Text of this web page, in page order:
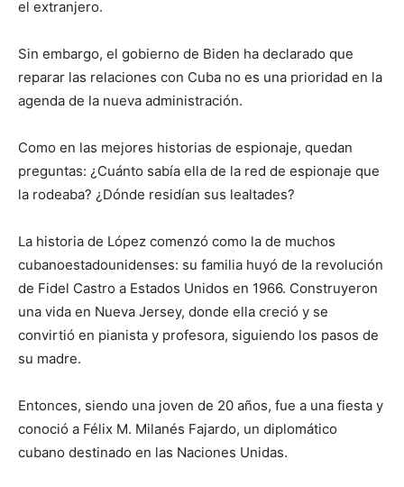
el extranjero.
Sin embargo, el gobierno de Biden ha declarado que
reparar las relaciones con Cuba no es una prioridad en la
agenda de la nueva administración.
Como en las mejores historias de espionaje, quedan
preguntas: ¿Cuánto sabía ella de la red de espionaje que
la rodeaba? ¿Dónde residían sus lealtades?
La historia de López comenzó como la de muchos
cubanoestadounidenses: su familia huyó de la revolución
de Fidel Castro a Estados Unidos en 1966. Construyeron
una vida en Nueva Jersey, donde ella creció y se
convirtió en pianista y profesora, siguiendo los pasos de
su madre.
Entonces, siendo una joven de 20 años, fue a una fiesta y
conoció a Félix M. Milanés Fajardo, un diplomático
cubano destinado en las Naciones Unidas.